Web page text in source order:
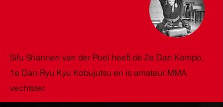
Sifu Shannen van der Poel heeft de 2e Dan Kempo,
1e Dan Ryu Kyu Kobujutsu en is amateur MMA
vechtster.